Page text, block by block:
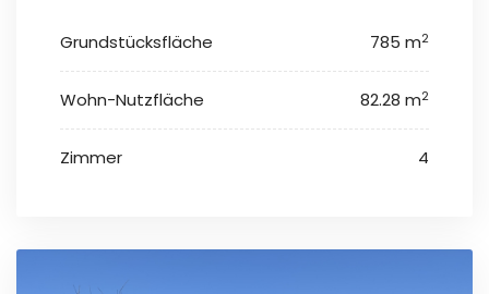
Grundstücksfläche 785 m2
Wohn-Nutzfläche 82.28 m2
Zimmer 4